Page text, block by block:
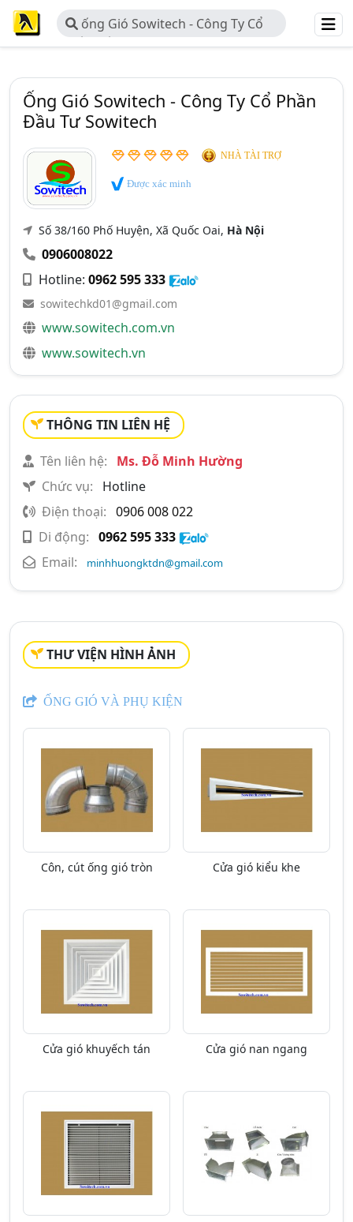
ống Gió Sowitech - Công Ty Cổ
Phần Đầu Tư Sowitech
Ống Gió Sowitech - Công Ty Cổ Phần
Đầu Tư Sowitech
NHÀ TÀI TRỢ
Được xác minh
Số 38/160 Phố Huyện, Xã Quốc Oai, Hà Nội
0906008022
Hotline: 0962 595 333
sowitechkd01@gmail.com
www.sowitech.com.vn
www.sowitech.vn
THÔNG TIN LIÊN HỆ
Tên liên hệ:
Ms. Đỗ Minh Hường
Chức vụ:
Hotline
Điện thoại: 0906 008 022
Di động: 0962 595 333
Email:
minhhuongktdn@gmail.com
THƯ VIỆN HÌNH ẢNH
ỐNG GIÓ VÀ PHỤ KIỆN
Côn, cút ống gió tròn Cửa gió kiểu khe
Cửa gió khuyếch tán Cửa gió nan ngang